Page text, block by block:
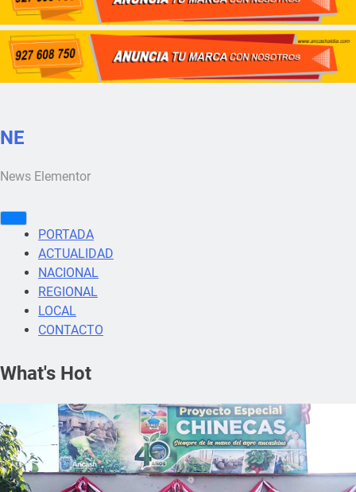
NE
News Elementor
PORTADA
ACTUALIDAD
NACIONAL
REGIONAL
LOCAL
CONTACTO
What's Hot